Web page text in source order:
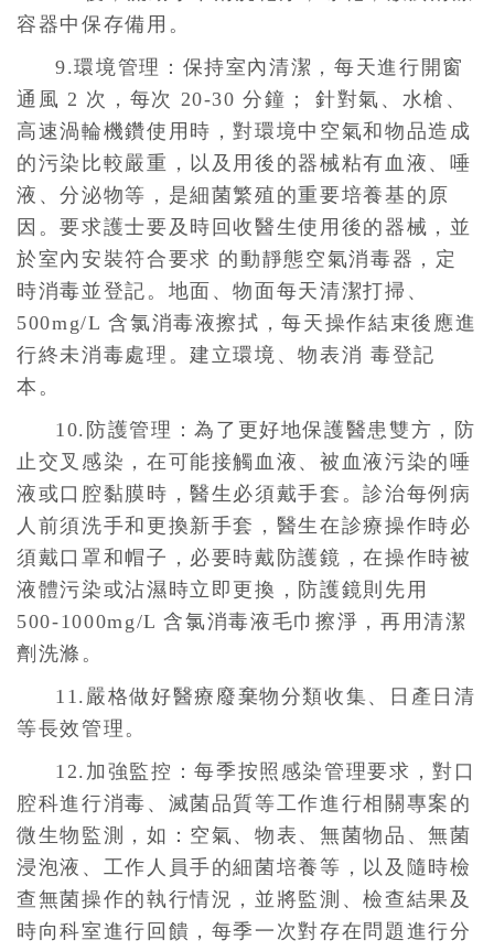
容器中保存備用。
9.環境管理：保持室內清潔，每天進行開窗
通風 2 次，每次 20-30 分鐘； 針對氣、水槍、
高速渦輪機鑽使用時，對環境中空氣和物品造成
的污染比較嚴重，以及用後的器械粘有血液、唾
液、分泌物等，是細菌繁殖的重要培養基的原
因。要求護士要及時回收醫生使用後的器械，並
於室內安裝符合要求 的動靜態空氣消毒器，定
時消毒並登記。地面、物面每天清潔打掃、
500mg/L 含氯消毒液擦拭，每天操作結束後應進
行終未消毒處理。建立環境、物表消 毒登記
本。
10.防護管理：為了更好地保護醫患雙方，防
止交叉感染，在可能接觸血液、被血液污染的唾
液或口腔黏膜時，醫生必須戴手套。診治每例病
人前須洗手和更換新手套，醫生在診療操作時必
須戴口罩和帽子，必要時戴防護鏡，在操作時被
液體污染或沾濕時立即更換，防護鏡則先用
500-1000mg/L 含氯消毒液毛巾擦淨，再用清潔
劑洗滌。
11.嚴格做好醫療廢棄物分類收集、日產日清
等長效管理。
12.加強監控：每季按照感染管理要求，對口
腔科進行消毒、滅菌品質等工作進行相關專案的
微生物監測，如：空氣、物表、無菌物品、無菌
浸泡液、工作人員手的細菌培養等，以及隨時檢
查無菌操作的執行情況，並將監測、檢查結果及
時向科室進行回饋，每季一次對存在問題進行分